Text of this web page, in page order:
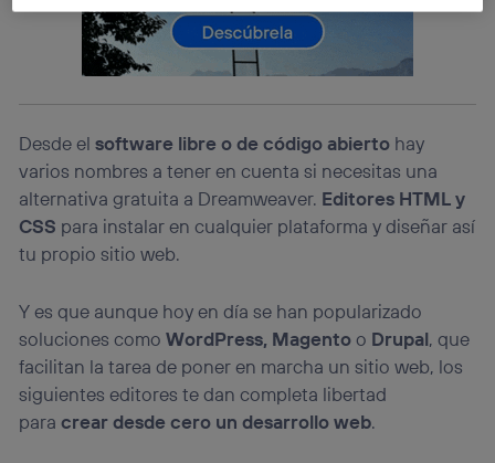
Desde elsoftware libre o de código abierto hay
varios nombres a tener en cuenta si necesitas una
alternativa gratuita a Dreamweaver. Editores HTML y
CSS para instalar en cualquier plataforma y diseñar así
tu propio sitio web.
Y es que aunque hoy en día se han popularizado
soluciones comoWordPress, Magentoo Drupal, que
facilitan la tarea de poner en marcha un sitio web, los
siguientes editores te dan completa libertad
paracrear desde cero un desarrollo web.
La tecnología Utiq está diseñada con la privacidad como
prioridad ofreciéndote elección y control.
La tecnología utiliza un identificador cifrado creado por tu
operadora de telefonía, utilizando tu dirección IP y otra
telecomunicaciones vinculada a la conexión que utilizas
(p. ej., número de teléfono móvil).
Este identificador se asigna a la conexión de internet, por
lo que cualquier persona que conecte su dispositivo y
consienta el uso de la tecnología recibirá el mismo
identificador. Típicamente:
el marketing o análisis se realizará en función de las
actividades de navegación de los miembros del hogar
que hayan dado su consentimiento.
Si utilizas
datos móviles
, el marketing será más
personalizado, ya que se basará únicamente en la
navegación del usuario del móvil.